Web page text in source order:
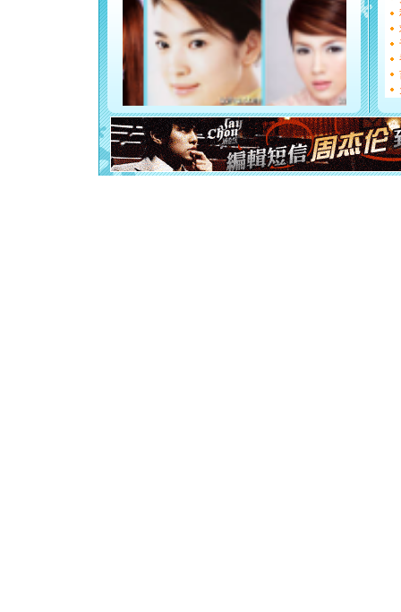
天都要快
[圣诞节]
如意,快
[元旦]
看
断电。
你是我
[元旦] 如
起；二是
离。水晶
[元旦]当
泣，这痛
卖了。水